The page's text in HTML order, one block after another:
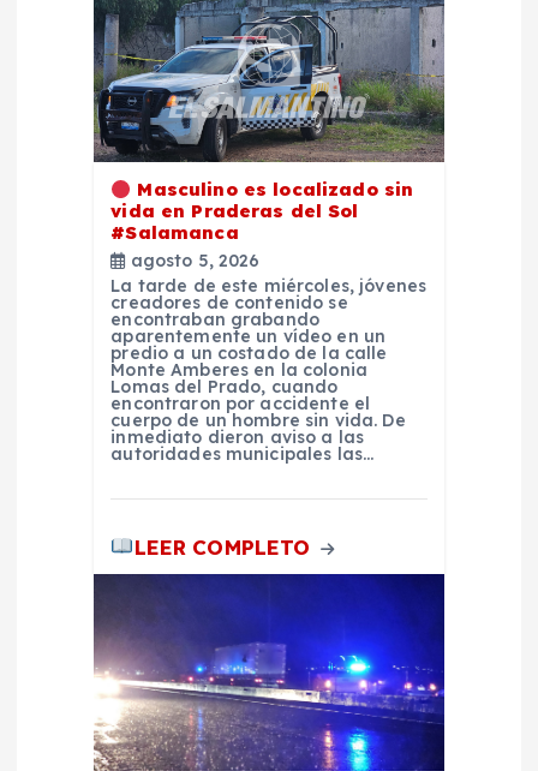
Masculino es localizado sin
vida en Praderas del Sol
#Salamanca
agosto 5, 2026
La tarde de este miércoles, jóvenes
creadores de contenido se
encontraban grabando
aparentemente un vídeo en un
predio a un costado de la calle
Monte Amberes en la colonia
Lomas del Prado, cuando
encontraron por accidente el
cuerpo de un hombre sin vida. De
inmediato dieron aviso a las
autoridades municipales las…
LEER COMPLETO